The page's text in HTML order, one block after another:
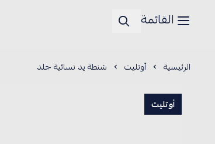
القائمة
الرئيسية أوتليت شنطة يد نسائية جلد
أوتليت